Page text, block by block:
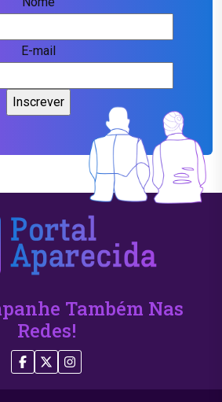
E-mail
Também Nas
Redes!